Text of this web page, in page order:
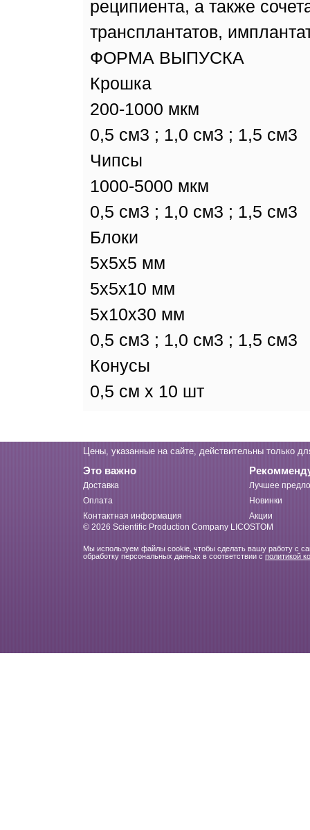
реципиента, а также
трансплантатов,
ФОРМА ВЫПУСКА
Крошка
200-1000 мкм
0,5 см3 ; 1,0 см3 ; 1,5 см3
Чипсы
1000-5000 мкм
0,5 см3 ; 1,0 см3 ; 1,5 см3
Блоки
5x5x5 мм
5x5x10 мм
5x10x30 мм
0,5 см3 ; 1,0 см3 ; 1,5 см3
Конусы
0,5 см х 10 шт
Цены, указанные на сайте, действительны только
Это важно
Доставка
Оплата
Контактная информация
Лучшее
Новинки
Акции
© 2026 Scientific Production Company LICOSTOM
Мы используем файлы cookie, чтобы сделать вашу работу с
обработку персональных данных в соответствии с политикой